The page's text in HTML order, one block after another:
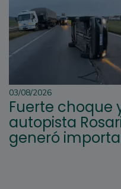
03/08/2026
Fuerte choque
autopista
generó